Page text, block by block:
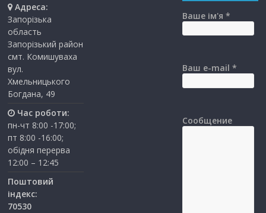
Адреса:
Запорізька
область
Запорізький район
смт. Комишуваха
вул.
Хмельницького
Богдана, 49
Час роботи:
пн-чт 8:00 -17:00;
пт 8:00 -16:00;
обідня перерва
12:00 – 12:45
Поштовий
індекс:
70530
Ваше ім'я *
Ваш e-mail *
Сообщение